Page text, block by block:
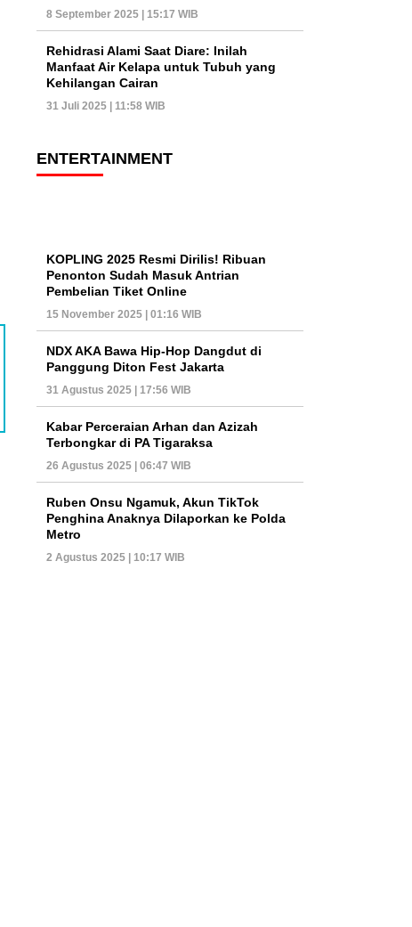
8 September 2025 | 15:17 WIB
Rehidrasi Alami Saat Diare: Inilah
Manfaat Air Kelapa untuk Tubuh yang
Kehilangan Cairan
31 Juli 2025 | 11:58 WIB
ENTERTAINMENT
KOPLING 2025 Resmi Dirilis! Ribuan
Penonton Sudah Masuk Antrian
Pembelian Tiket Online
15 November 2025 | 01:16 WIB
NDX AKA Bawa Hip-Hop Dangdut di
Panggung Diton Fest Jakarta
31 Agustus 2025 | 17:56 WIB
Kabar Perceraian Arhan dan Azizah
Terbongkar di PA Tigaraksa
26 Agustus 2025 | 06:47 WIB
Ruben Onsu Ngamuk, Akun TikTok
Penghina Anaknya Dilaporkan ke Polda
Metro
2 Agustus 2025 | 10:17 WIB